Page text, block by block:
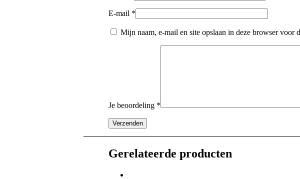
E-mail *
Mijn naam, e-mail en site opslaan in deze browser voor
Je beoordeling *
Gerelateerde producten